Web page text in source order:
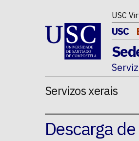
USC
USC
Servizos xerais
Descarga